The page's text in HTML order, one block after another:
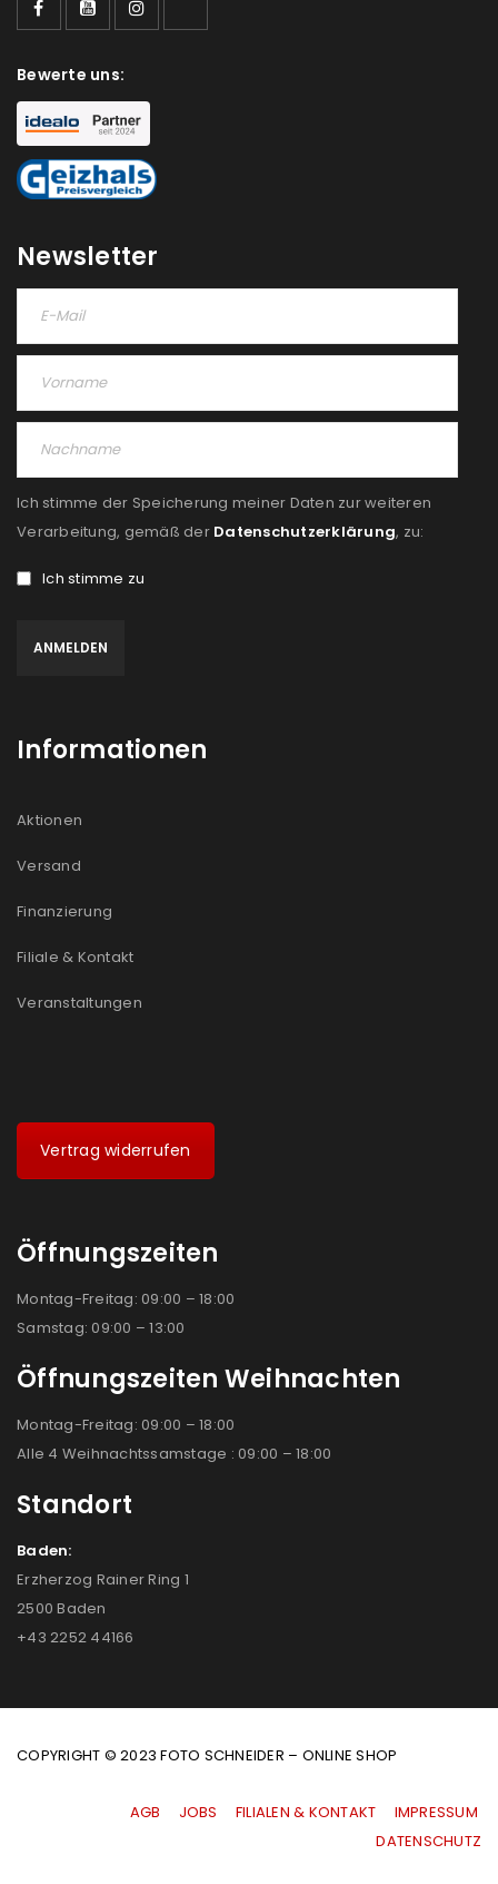
ANMELDEN
Benutzername oder E-Mail-Adresse
Passwort*
ANMELDEN
PASSWORT VERGESSEN?
REGISTRIEREN
E-Mail-Adresse*
deine E-Mail-Adresse gesendet.
Please select all the ways you would like to hear from
akzeptiere die
Bewerte uns:
Newsletter
Ich stimme der Speicherung meiner Daten zur weiteren
Verarbeitung, gemäß der Datenschutzerklärung, zu:
Ich stimme zu
Informationen
Aktionen
Versand
Finanzierung
Filiale & Kontakt
Veranstaltungen
Vertrag widerrufen
Öffnungszeiten
Montag-Freitag: 09:00 – 18:00
Samstag: 09:00 – 13:00
Öffnungszeiten Weihnachten
Montag-Freitag: 09:00 – 18:00
Alle 4 Weihnachtssamstage : 09:00 – 18:00
Standort
Baden:
Erzherzog Rainer Ring 1
2500 Baden
+43 2252 44166
COPYRIGHT © 2023 FOTO SCHNEIDER – ONLINE SHOP
AGB JOBS FILIALEN & KONTAKT
IMPRESSUM
|DATENSCHUTZ